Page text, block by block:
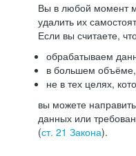
Вы в любой момент
удалить их
Если вы считаете,
обрабатываем
в большем объёме,
не в тех целях,
вы можете
данных или
(ст. 21 Закона).